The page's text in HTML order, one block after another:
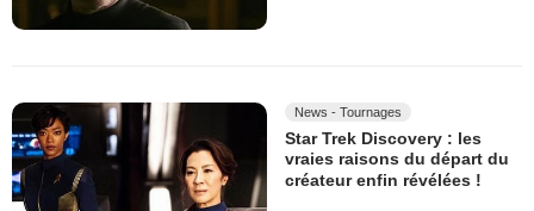
News - Tournages
Star Trek Discovery : les
vraies raisons du départ du
créateur enfin révélées !